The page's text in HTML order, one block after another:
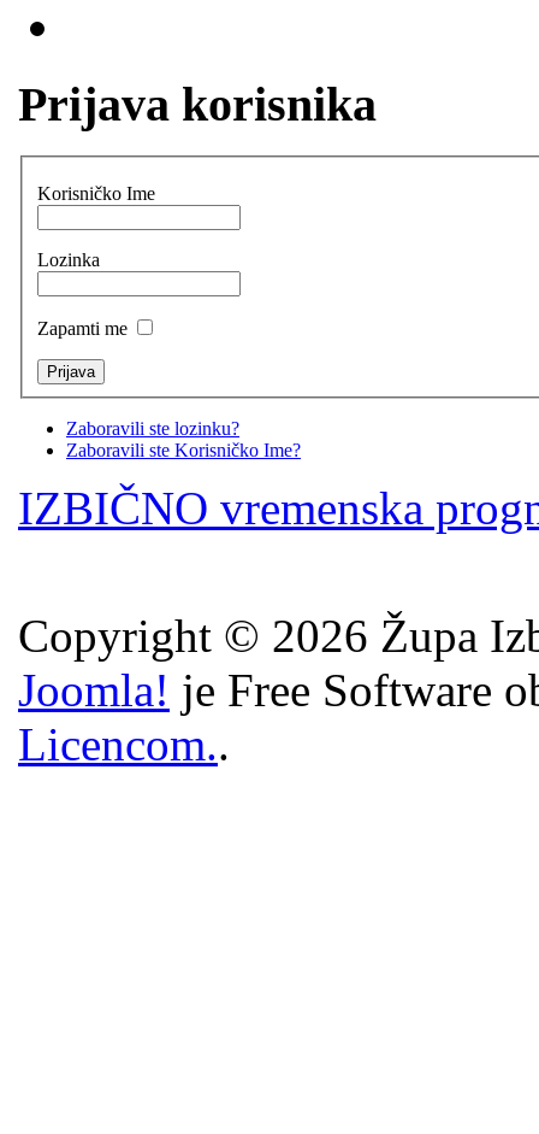
Prijava korisnika
Korisničko Ime
Lozinka
Zapamti me
Zaboravili ste lozinku?
Zaboravili ste Korisničko Ime?
IZBIČNO vremenska
Copyright © 2026 Župa
Joomla! je Free Software
Licencom..